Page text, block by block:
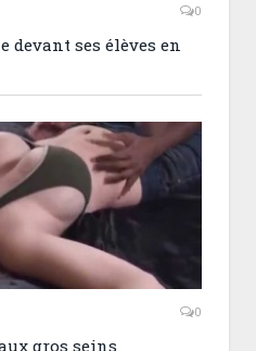
0
devant ses élèves en
0
gros seins